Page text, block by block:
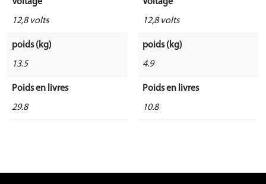
12,8 volts
poids (kg)
13.5
Poids en livres
29.8
12,8 volts
poids (kg)
4.9
Poids en livres
10.8